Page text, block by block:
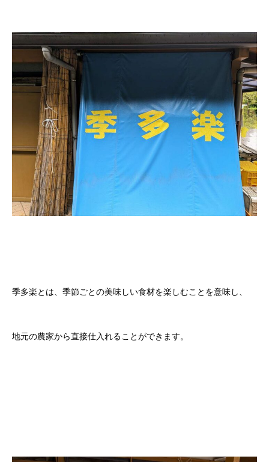
季多楽とは、季節ごとの美味しい食材を楽しむことを意味し、
地元の農家から直接仕入れることができます。